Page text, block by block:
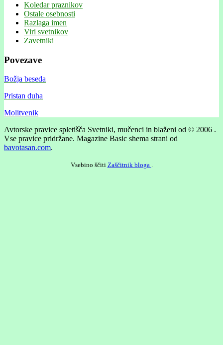
Koledar praznikov
Ostale osebnosti
Razlaga imen
Viri svetnikov
Zavetniki
Povezave
Božja beseda
Pristan duha
Molitvenik
Avtorske pravice spletišča Svetniki, mučenci in blaženi od © 2006 .
Vse pravice pridržane. Magazine Basic shema strani od
bavotasan.com.
Vsebino ščiti Zaščitnik bloga .